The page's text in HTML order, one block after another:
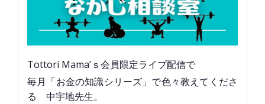
Tottori Mama’ｓ会員限定ライブ配信で
毎月「お金の知識シリーズ」で色々教えてくださ
る 中宇地先生。